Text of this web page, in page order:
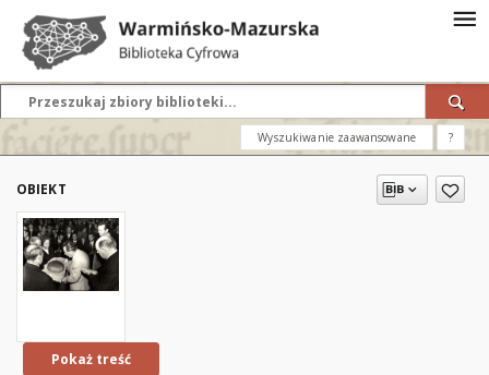
Wyszukiwanie zaawansowane ?
OBIEKT
Pokaż treść